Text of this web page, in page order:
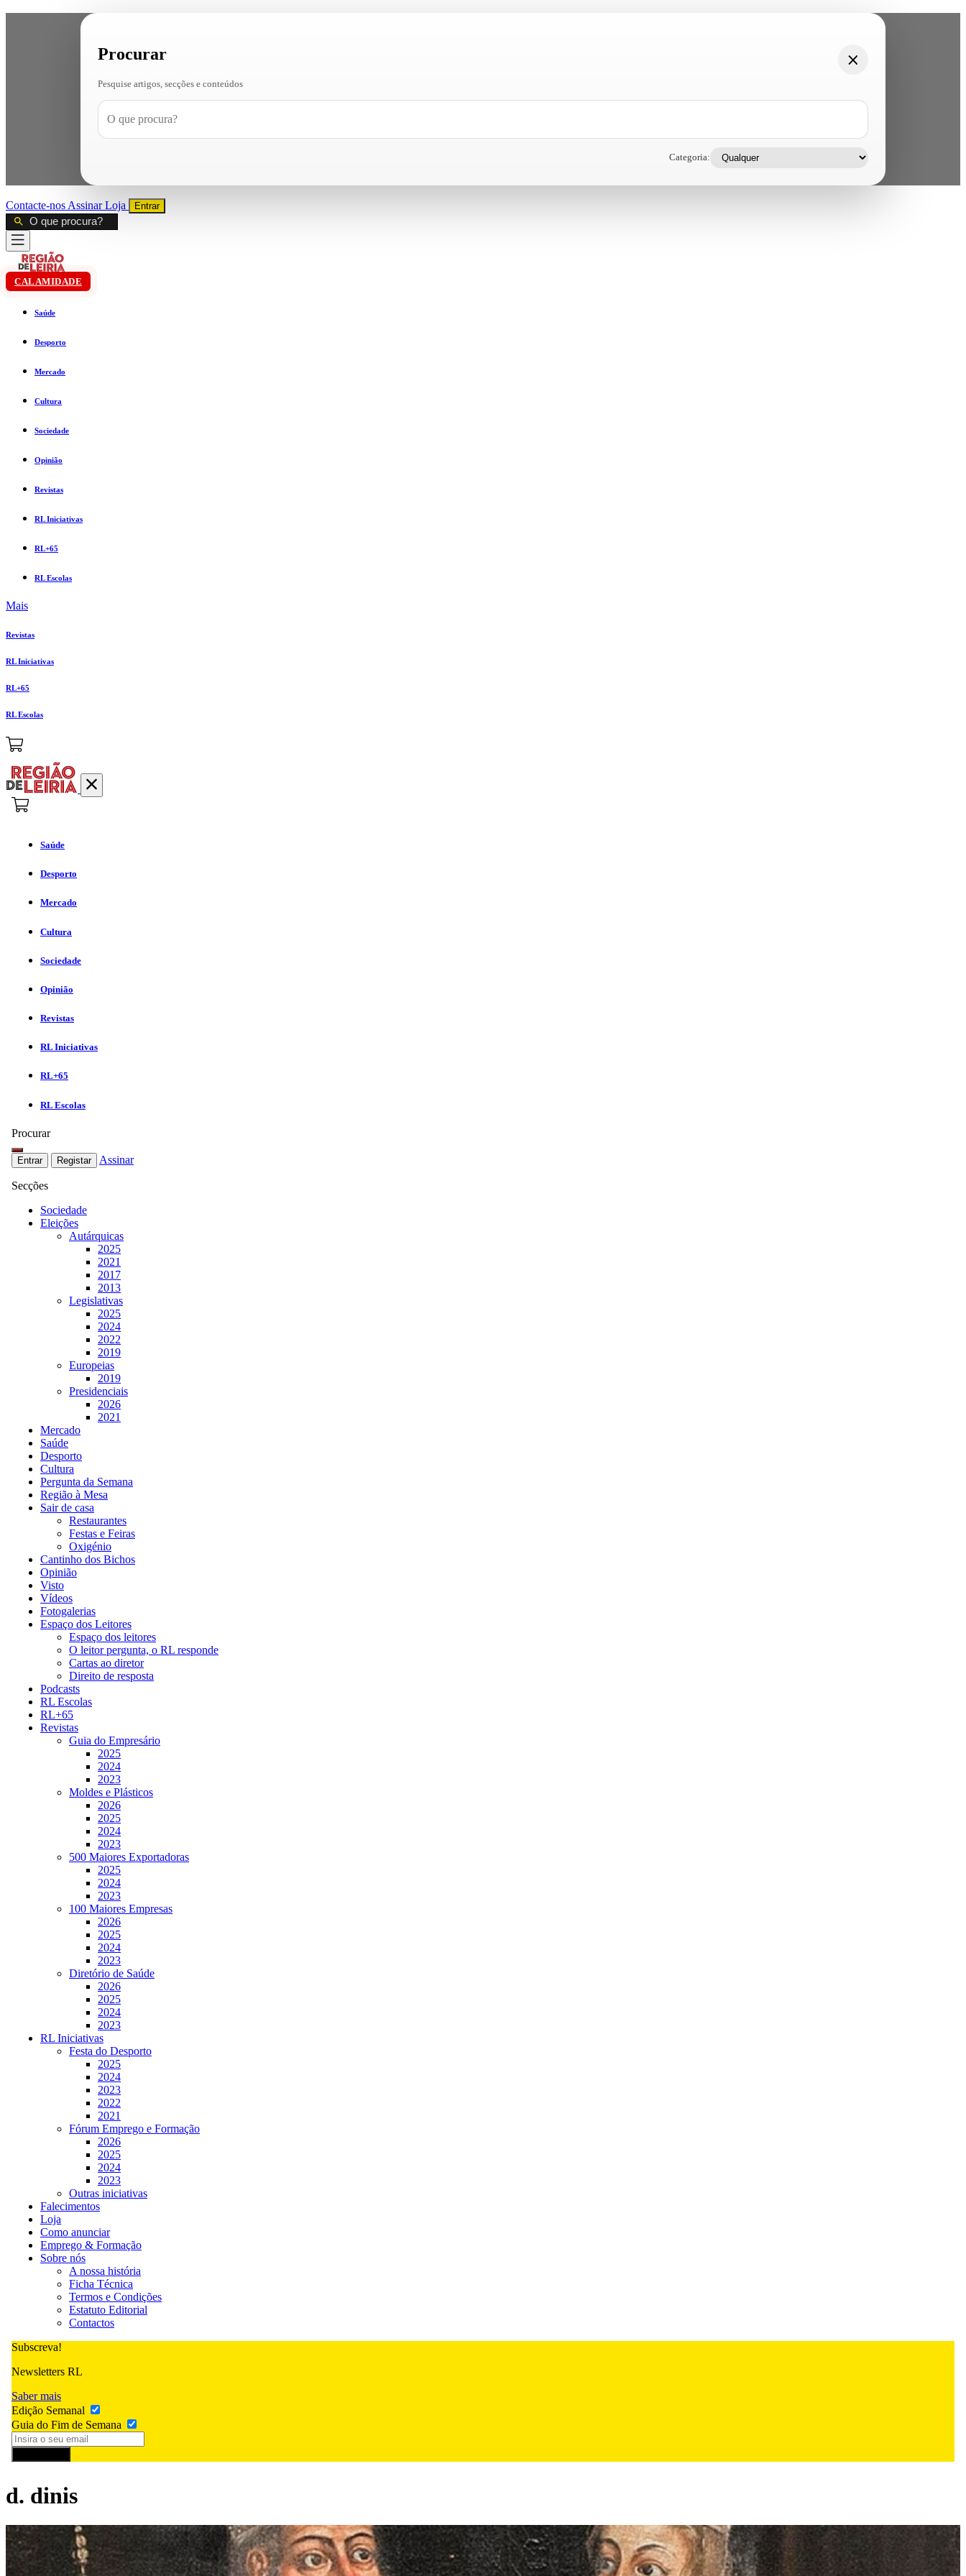
Procurar
Pesquise artigos, secções e conteúdos
Categoria:
Contacte-nos AssinarLoja Entrar
CALAMIDADE
Saúde
Desporto
Mercado
Cultura
Sociedade
Opinião
Revistas
RL Iniciativas
RL+65
RL Escolas
Mais
Revistas
RL Iniciativas
RL+65
RL Escolas
Saúde
Desporto
Mercado
Cultura
Sociedade
Opinião
Revistas
RL Iniciativas
RL+65
RL Escolas
Procurar
Entrar Registar Assinar
Secções
Sociedade
Eleições
Autárquicas
2025
2021
2017
2013
Legislativas
2025
2024
2022
2019
Europeias
2019
Presidenciais
2026
2021
Mercado
Saúde
Desporto
Cultura
Pergunta da Semana
Região à Mesa
Sair de casa
Restaurantes
Festas e Feiras
Oxigénio
Cantinho dos Bichos
Opinião
Visto
Vídeos
Fotogalerias
Espaço dos Leitores
Espaço dos leitores
O leitor pergunta, o RL responde
Cartas ao diretor
Direito de resposta
Podcasts
RL Escolas
RL+65
Revistas
Guia do Empresário
2025
2024
2023
Moldes e Plásticos
2026
2025
2024
2023
500 Maiores Exportadoras
2025
2024
2023
100 Maiores Empresas
2026
2025
2024
2023
Diretório de Saúde
2026
2025
2024
2023
RL Iniciativas
Festa do Desporto
2025
2024
2023
2022
2021
Fórum Emprego e Formação
2026
2025
2024
2023
Outras iniciativas
Falecimentos
Loja
Como anunciar
Emprego & Formação
Sobre nós
A nossa história
Ficha Técnica
Termos e Condições
Estatuto Editorial
Contactos
Subscreva!
Newsletters RL
Saber mais
Edição Semanal
Guia do Fim de Semana
d. dinis